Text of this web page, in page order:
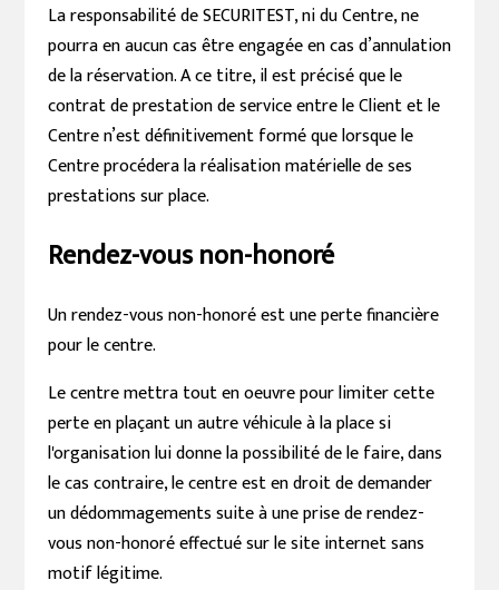
La responsabilité de SECURITEST, ni du Centre, ne
pourra en aucun cas être engagée en cas d’annulation
de la réservation. A ce titre, il est précisé que le
contrat de prestation de service entre le Client et le
Centre n’est définitivement formé que lorsque le
Centre procédera la réalisation matérielle de ses
prestations sur place.
Rendez-vous non-honoré
Un rendez-vous non-honoré est une perte financière
pour le centre.
Le centre mettra tout en oeuvre pour limiter cette
perte en plaçant un autre véhicule à la place si
l'organisation lui donne la possibilité de le faire, dans
le cas contraire, le centre est en droit de demander
un dédommagements suite à une prise de rendez-
vous non-honoré effectué sur le site internet sans
motif légitime.